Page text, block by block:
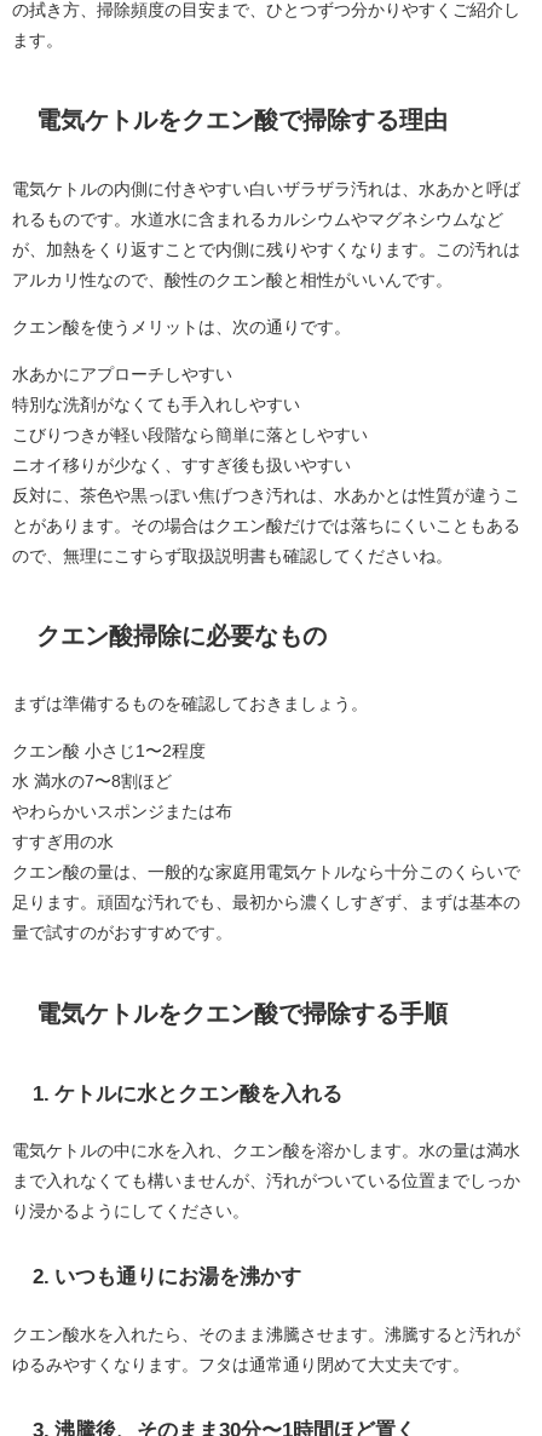
の拭き方、掃除頻度の目安まで、ひとつずつ分かりやすくご紹介し
ます。
電気ケトルをクエン酸で掃除する理由
電気ケトルの内側に付きやすい白いザラザラ汚れは、水あかと呼ば
れるものです。水道水に含まれるカルシウムやマグネシウムなど
が、加熱をくり返すことで内側に残りやすくなります。この汚れは
アルカリ性なので、酸性のクエン酸と相性がいいんです。
クエン酸を使うメリットは、次の通りです。
水あかにアプローチしやすい
特別な洗剤がなくても手入れしやすい
こびりつきが軽い段階なら簡単に落としやすい
ニオイ移りが少なく、すすぎ後も扱いやすい
反対に、茶色や黒っぽい焦げつき汚れは、水あかとは性質が違うこ
とがあります。その場合はクエン酸だけでは落ちにくいこともある
ので、無理にこすらず取扱説明書も確認してくださいね。
クエン酸掃除に必要なもの
まずは準備するものを確認しておきましょう。
クエン酸 小さじ1〜2程度
水 満水の7〜8割ほど
やわらかいスポンジまたは布
すすぎ用の水
クエン酸の量は、一般的な家庭用電気ケトルなら十分このくらいで
足ります。頑固な汚れでも、最初から濃くしすぎず、まずは基本の
量で試すのがおすすめです。
電気ケトルをクエン酸で掃除する手順
1. ケトルに水とクエン酸を入れる
電気ケトルの中に水を入れ、クエン酸を溶かします。水の量は満水
まで入れなくても構いませんが、汚れがついている位置までしっか
り浸かるようにしてください。
2. いつも通りにお湯を沸かす
クエン酸水を入れたら、そのまま沸騰させます。沸騰すると汚れが
ゆるみやすくなります。フタは通常通り閉めて大丈夫です。
3. 沸騰後、そのまま30分〜1時間ほど置く